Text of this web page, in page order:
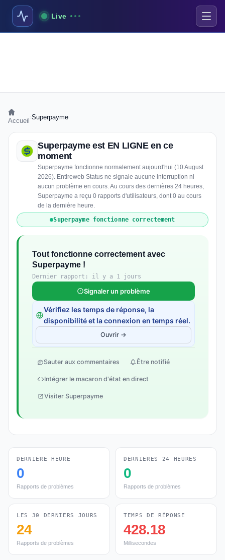
Live
Accueil Superpayme
Superpayme est EN LIGNE en ce
moment
Superpayme fonctionne normalement aujourd'hui (10 August
2026). Entireweb Status ne signale aucune interruption ni
aucun problème en cours. Au cours des dernières 24 heures,
Superpayme a reçu 0 rapports d'utilisateurs, dont 0 au cours
de la dernière heure.
Superpayme fonctionne correctement
Tout fonctionne correctement avec
Superpayme !
Dernier rapport: il y a 1 jours
Signaler un problème
Vérifiez les temps de réponse, la
disponibilité et la connexion en temps réel.
Ouvrir →
Sauter aux commentaires Être notifié
Intégrer le macaron d'état en direct
Visiter Superpayme
DERNIÈRE HEURE
0
Rapports de problèmes
DERNIÈRES 24 HEURES
0
Rapports de problèmes
LES 30 DERNIERS JOURS
24
Rapports de problèmes
TEMPS DE RÉPONSE
428.18
Millisecondes